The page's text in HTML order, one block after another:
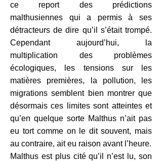
ce report des prédictions
malthusiennes qui a permis à ses
détracteurs de dire qu’il s’était trompé.
Cependant aujourd’hui, la
multiplication des problèmes
écologiques, les tensions sur les
matières premières, la pollution, les
migrations semblent bien montrer que
désormais ces limites sont atteintes et
qu’en quelque sorte Malthus n’ait pas
eu tort comme on le dit souvent, mais
au contraire, ait eu raison avant l’heure.
Malthus est plus cité qu’il n’est lu, son